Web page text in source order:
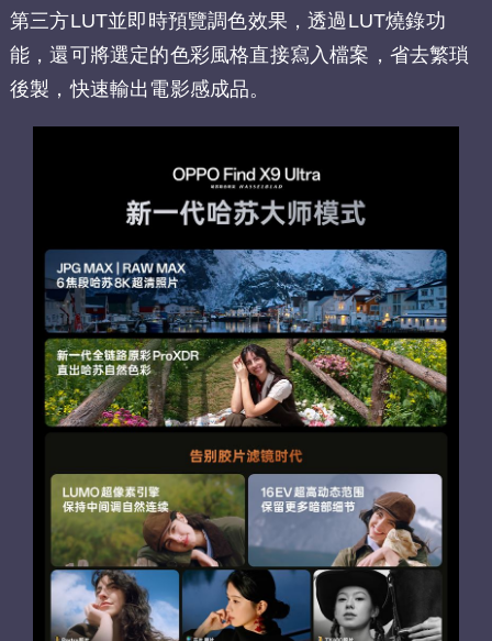
第三方LUT並即時預覽調色效果，透過LUT燒錄功
能，還可將選定的色彩風格直接寫入檔案，省去繁瑣
後製，快速輸出電影感成品。